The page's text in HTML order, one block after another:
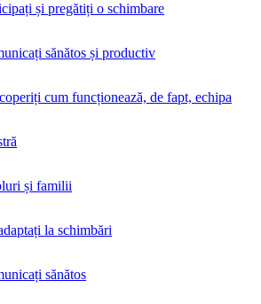
și pregătiți o schimbare
sănătos și productiv
cum funcționează, de fapt, echipa
și familii
la schimbări
sănătos